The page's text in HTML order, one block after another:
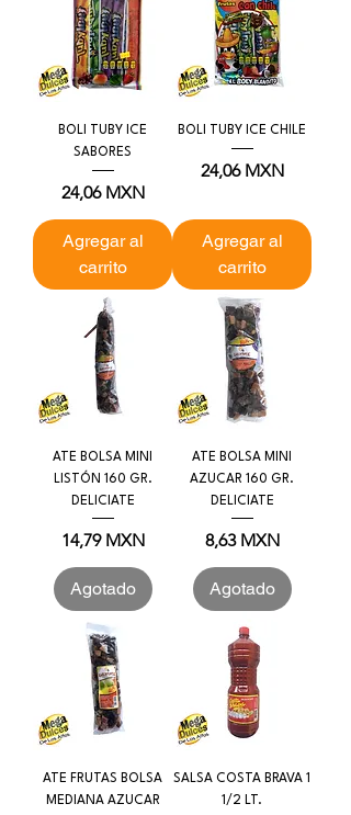
BOLI TUBY ICE
SABORES
Precio
24,06 MXN
Agregar al
carrito
BOLI TUBY ICE CHILE
Precio
24,06 MXN
Agregar al
carrito
ATE BOLSA MINI
LISTÓN 160 GR.
DELICIATE
Precio
14,79 MXN
Agotado
ATE BOLSA MINI
AZUCAR 160 GR.
DELICIATE
Precio
8,63 MXN
Agotado
ATE FRUTAS BOLSA
MEDIANA AZUCAR
SALSA COSTA BRAVA 1
1/2 LT.